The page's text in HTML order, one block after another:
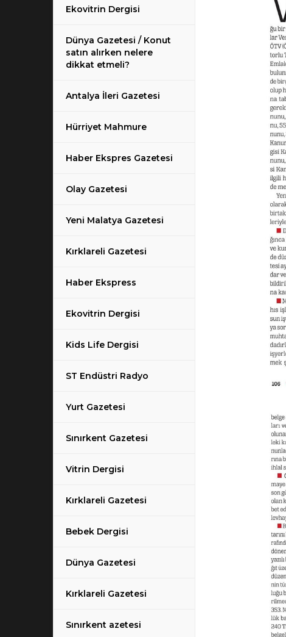
Ekovitrin Dergisi
Dünya Gazetesi / Konut
satın alırken nelere
dikkat etmeli?
Antalya İleri Gazetesi
Hürriyet Mahmure
Haber Ekspres Gazetesi
Olay Gazetesi
Yeni Malatya Gazetesi
Kırklareli Gazetesi
Haber Ekspress
Ekovitrin Dergisi
Kids Life Dergisi
ST Endüstri Radyo
Yurt Gazetesi
Sınırkent Gazetesi
Vitrin Dergisi
Kırklareli Gazetesi
Bebek Dergisi
Dünya Gazetesi
Kırklareli Gazetesi
Sınırkent azetesi